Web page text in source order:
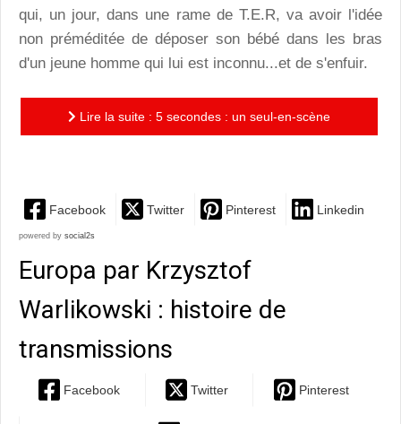
qui, un jour, dans une rame de T.E.R, va avoir l'idée
non préméditée de déposer son bébé dans les bras
d'un jeune homme qui lui est inconnu...et de s'enfuir.
Lire la suite : 5 secondes : un seul-en-scène
Facebook Twitter Pinterest Linkedin
powered by social2s
Europa par Krzysztof
Warlikowski : histoire de
transmissions
Facebook Twitter Pinterest